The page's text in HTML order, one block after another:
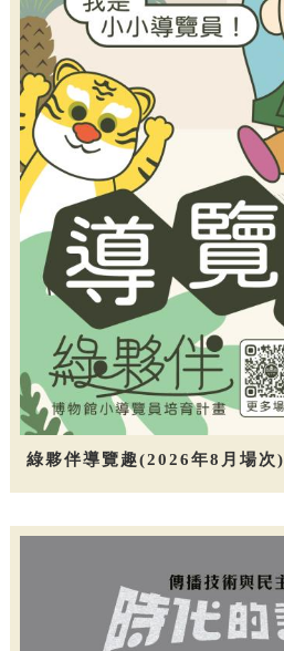
綠夥伴導覽趣(2026年8月場次)